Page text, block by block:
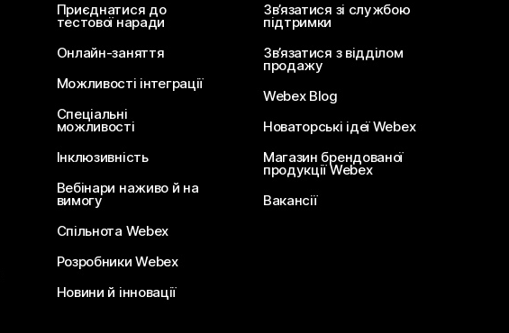
Приєднатися до
тестової наради
Онлайн-заняття
Можливості інтеграції
Спеціальні
можливості
Інклюзивність
Вебінари наживо й на
вимогу
Спільнота Webex
Розробники Webex
Новини й інновації
Зв’язатися зі службою
підтримки
Зв’язатися з відділом
продажу
Webex Blog
Новаторські ідеї Webex
Магазин брендованої
продукції Webex
Вакансії